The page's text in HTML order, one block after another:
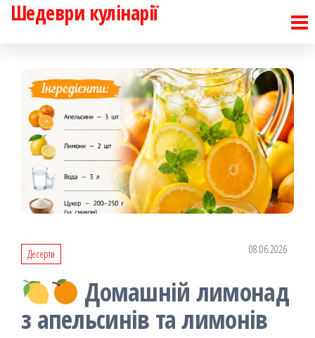
Перейти
Шедеври кулінарії
Десерти 08.06.2026
Домашній лимонад
з апельсинів та лимонів